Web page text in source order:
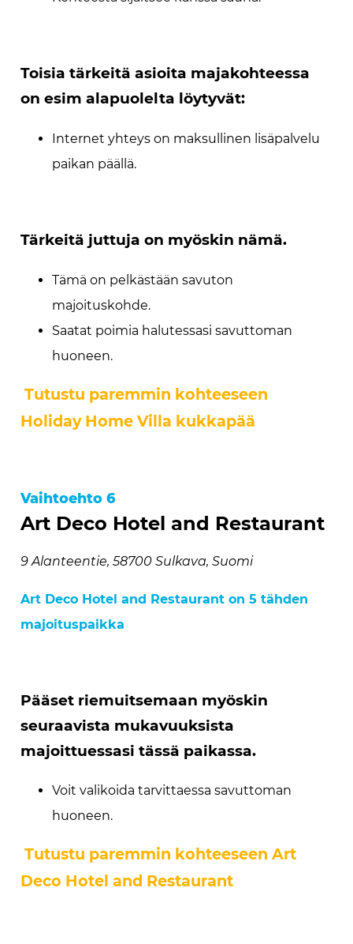
Toisia tärkeitä asioita majakohteessa
on esim alapuolelta löytyvät:
Internet yhteys on maksullinen lisäpalvelu
paikan päällä.
Tärkeitä juttuja on myöskin nämä.
Tämä on pelkästään savuton
majoituskohde.
Saatat poimia halutessasi savuttoman
huoneen.
Tutustu paremmin kohteeseen
Holiday Home Villa kukkapää
Vaihtoehto 6
Art Deco Hotel and Restaurant
9 Alanteentie, 58700 Sulkava, Suomi
Art Deco Hotel and Restaurant on 5 tähden
majoituspaikka
Pääset riemuitsemaan myöskin
seuraavista mukavuuksista
majoittuessasi tässä paikassa.
Voit valikoida tarvittaessa savuttoman
huoneen.
Tutustu paremmin kohteeseen Art
Deco Hotel and Restaurant